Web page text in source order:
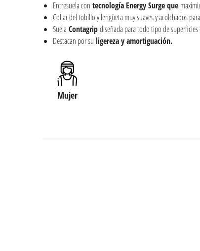
Entresuela con tecnología Energy Surge que
Collar del tobillo y lengüeta muy suaves y acolchados
Suela Contagripdiseñada para todo tipo de
Destacan por su ligereza y amortiguación.
Mujer